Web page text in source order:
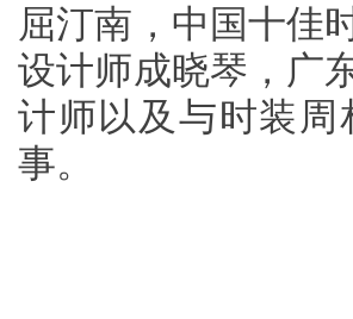
屈汀南，中国十佳
设计师成晓琴，广
计师以及与时装
事。